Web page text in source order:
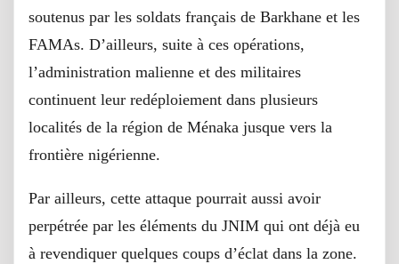
soutenus par les soldats français de Barkhane et les
FAMAs. D’ailleurs, suite à ces opérations,
l’administration malienne et des militaires
continuent leur redéploiement dans plusieurs
localités de la région de Ménaka jusque vers la
frontière nigérienne.
Par ailleurs, cette attaque pourrait aussi avoir
perpétrée par les éléments du JNIM qui ont déjà eu
à revendiquer quelques coups d’éclat dans la zone.